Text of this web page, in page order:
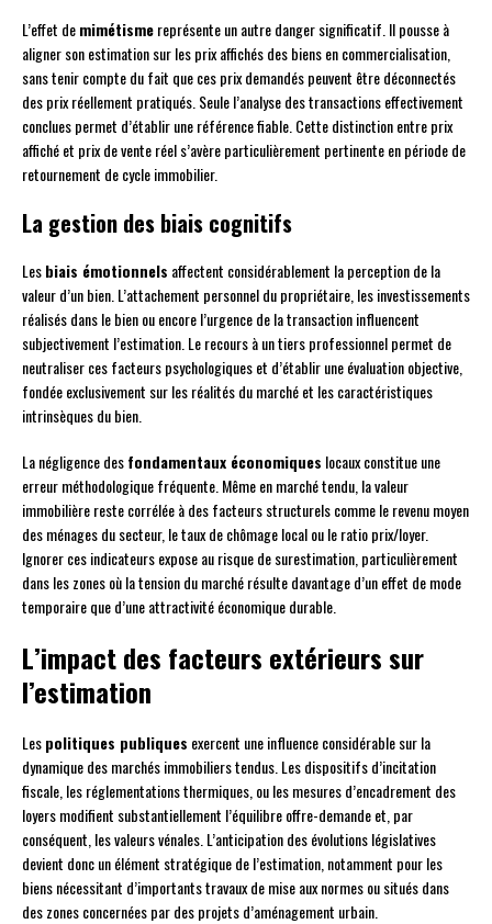
L’effet demimétismereprésente un autre danger significatif. Il pousse à
aligner son estimation sur les prix affichés des biens en commercialisation,
sans tenir compte du fait que ces prix demandés peuvent être déconnectés
des prix réellement pratiqués. Seule l’analyse des transactions effectivement
conclues permet d’établir une référence fiable. Cette distinction entre prix
affiché et prix de vente réel s’avère particulièrement pertinente en période de
retournement de cycle immobilier.
La gestion des biais cognitifs
Lesbiais émotionnels affectent considérablement la perception de la
valeur d’un bien. L’attachement personnel du propriétaire, les investissements
réalisés dans le bien ou encore l’urgence de la transaction influencent
subjectivement l’estimation. Le recours à un tiers professionnel permet de
neutraliser ces facteurs psychologiques et d’établir une évaluation objective,
fondée exclusivement sur les réalités du marché et les caractéristiques
intrinsèques du bien.
La négligence desfondamentaux économiques locaux constitue une
erreur méthodologique fréquente. Même en marché tendu, la valeur
immobilière reste corrélée à des facteurs structurels comme le revenu moyen
des ménages du secteur, le taux de chômage local ou le ratio prix/loyer.
Ignorer ces indicateurs expose au risque de surestimation, particulièrement
dans les zones où la tension du marché résulte davantage d’un effet de mode
temporaire que d’une attractivité économique durable.
L’impact des facteurs extérieurs sur
l’estimation
Lespolitiques publiques exercent une influence considérable sur la
dynamique des marchés immobiliers tendus. Les dispositifs d’incitation
fiscale, les réglementations thermiques, ou les mesures d’encadrement des
loyers modifient substantiellement l’équilibre offre-demande et, par
conséquent, les valeurs vénales. L’anticipation des évolutions législatives
devient donc un élément stratégique de l’estimation, notamment pour les
biens nécessitant d’importants travaux de mise aux normes ou situés dans
des zones concernées par des projets d’aménagement urbain.